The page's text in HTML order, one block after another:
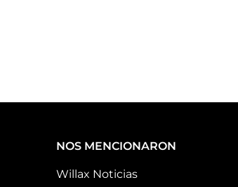
NOS MENCIONARON
Willax Noticias